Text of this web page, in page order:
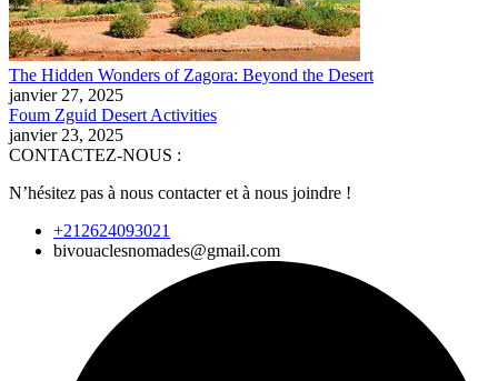
The Hidden Wonders of Zagora: Beyond the Desert
janvier 27, 2025
Foum Zguid Desert Activities
janvier 23, 2025
CONTACTEZ-NOUS :
N’hésitez pas à nous contacter et à nous joindre !
+212624093021
bivouaclesnomades@gmail.com